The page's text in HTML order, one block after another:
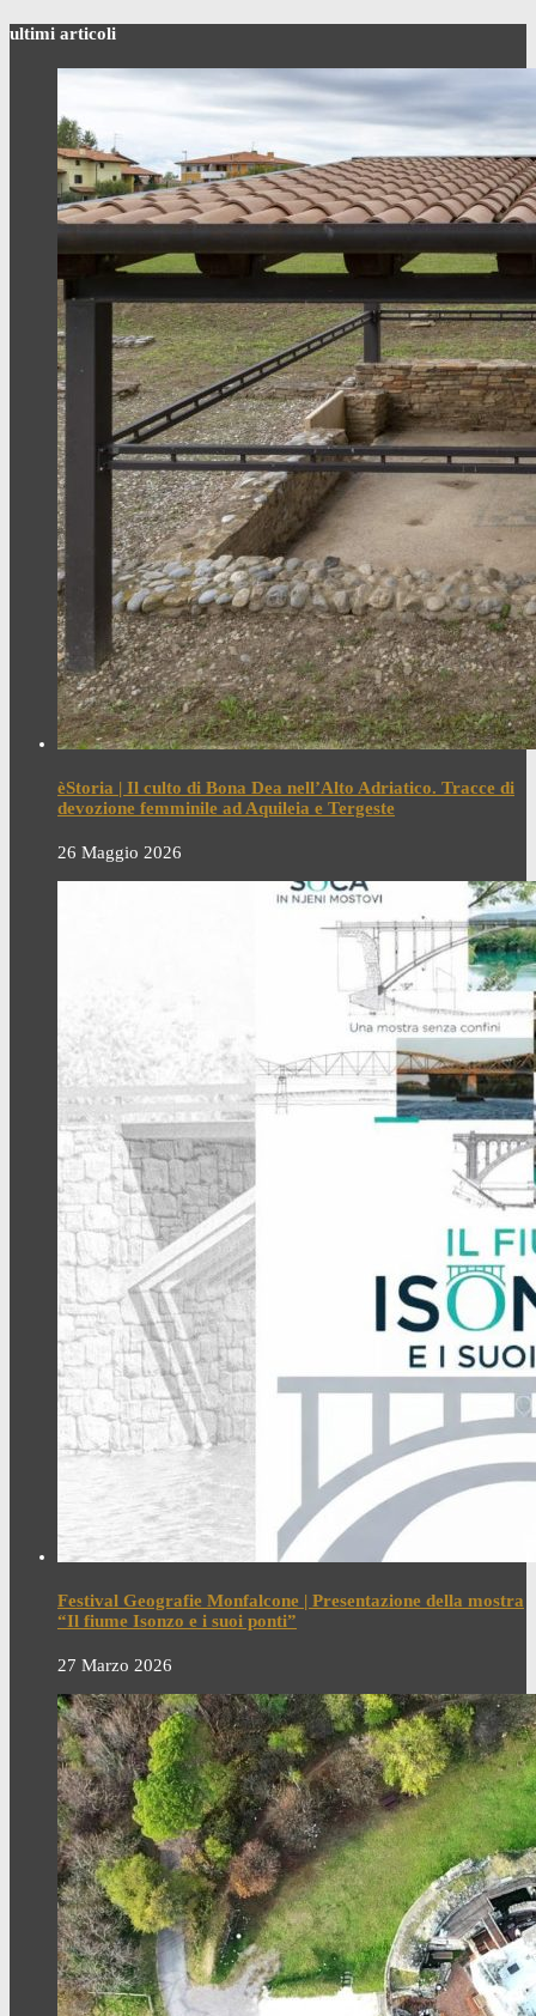
ultimi articoli
èStoria | Il culto di Bona Dea nell’Alto Adriatico. Tracce di
devozione femminile ad Aquileia e Tergeste
26 Maggio 2026
Festival Geografie Monfalcone | Presentazione della mostra
“Il fiume Isonzo e i suoi ponti”
27 Marzo 2026